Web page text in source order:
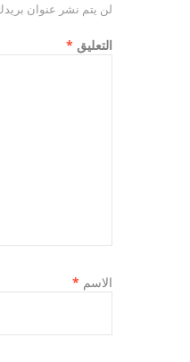
لن يتم نشر عنوان
التعليق *
الاسم *